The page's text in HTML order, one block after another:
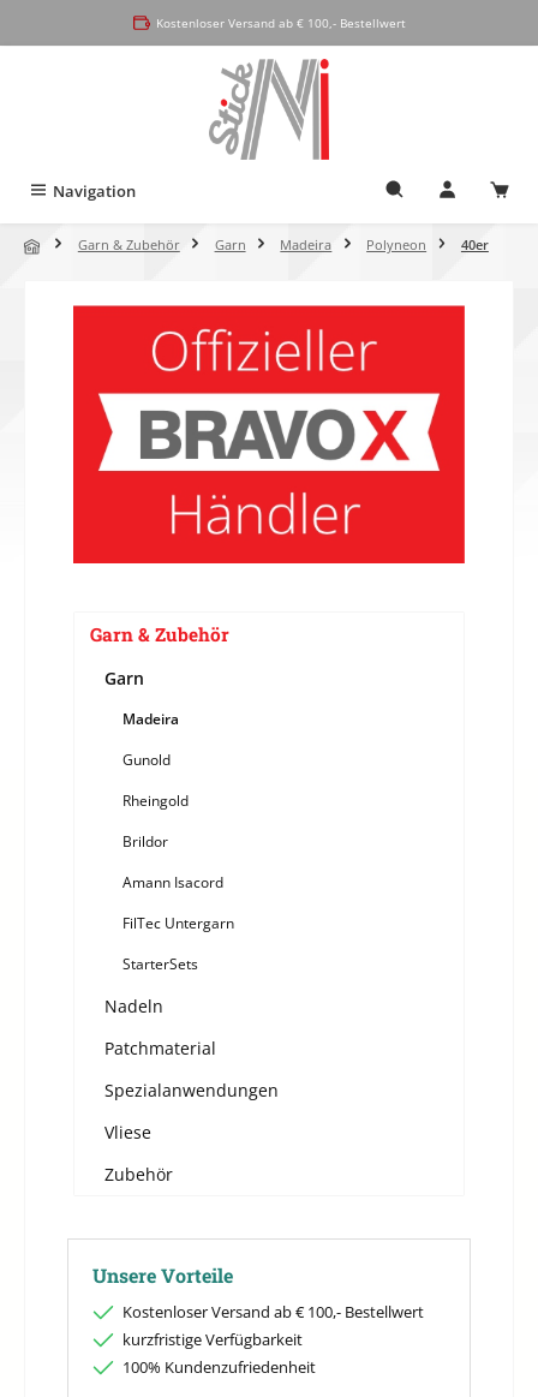
Kostenloser Versand ab € 100,- Bestellwert
Navigation
Garn & Zubehör Garn Madeira Polyneon 40er
Garn & Zubehör
Garn
Madeira
Gunold
Rheingold
Brildor
Amann Isacord
FilTec Untergarn
StarterSets
Nadeln
Patchmaterial
Spezialanwendungen
Vliese
Zubehör
Unsere Vorteile
Kostenloser Versand ab € 100,- Bestellwert
kurzfristige Verfügbarkeit
100% Kundenzufriedenheit